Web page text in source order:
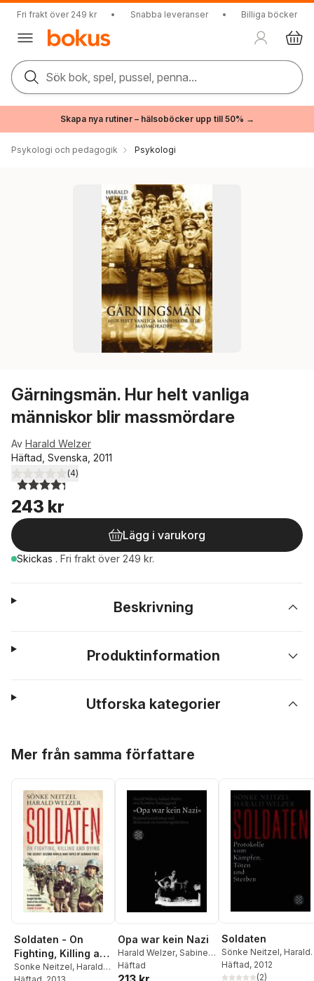
Fri frakt över 249 kr • Snabba leveranser • Billiga böcker
Sök bok, spel, pussel, penna...
Skapa nya rutiner – hälsoböcker upp till 50% →
Psykologi och pedagogik Psykologi
Gärningsmän. Hur helt vanliga
människor blir massmördare
Av Harald Welzer
Häftad, Svenska, 2011
4,3utav 5 stjärnor. Totalt antal röster:
(4)
243 kr
Lägg i varukorg
Skickas . Fri frakt över 249 kr.
Beskrivning
Produktinformation
Utforska kategorier
Mer från samma författare
Soldaten - On
Fighting, Killing and
Dying
Sonke Neitzel, Harald
Opa war kein Nazi
Harald Welzer, Sabine
Moller,
Tschuggnall
Häftad
Soldaten
Sönke Neitzel, Harald
Welzer
Häftad, 2012
(2)